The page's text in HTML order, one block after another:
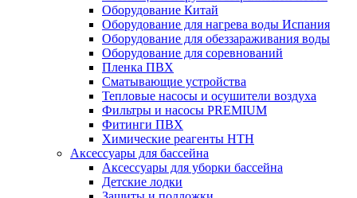
Оборудование Китай
Оборудование для нагрева воды Испания
Оборудование для обеззараживания воды
Оборудование для соревнований
Пленка ПВХ
Сматывающие устройства
Тепловые насосы и осушители воздуха
Фильтры и насосы PREMIUM
Фитинги ПВХ
Химические реагенты HTH
Аксессуары для бассейна
Аксессуары для уборки бассейна
Детские лодки